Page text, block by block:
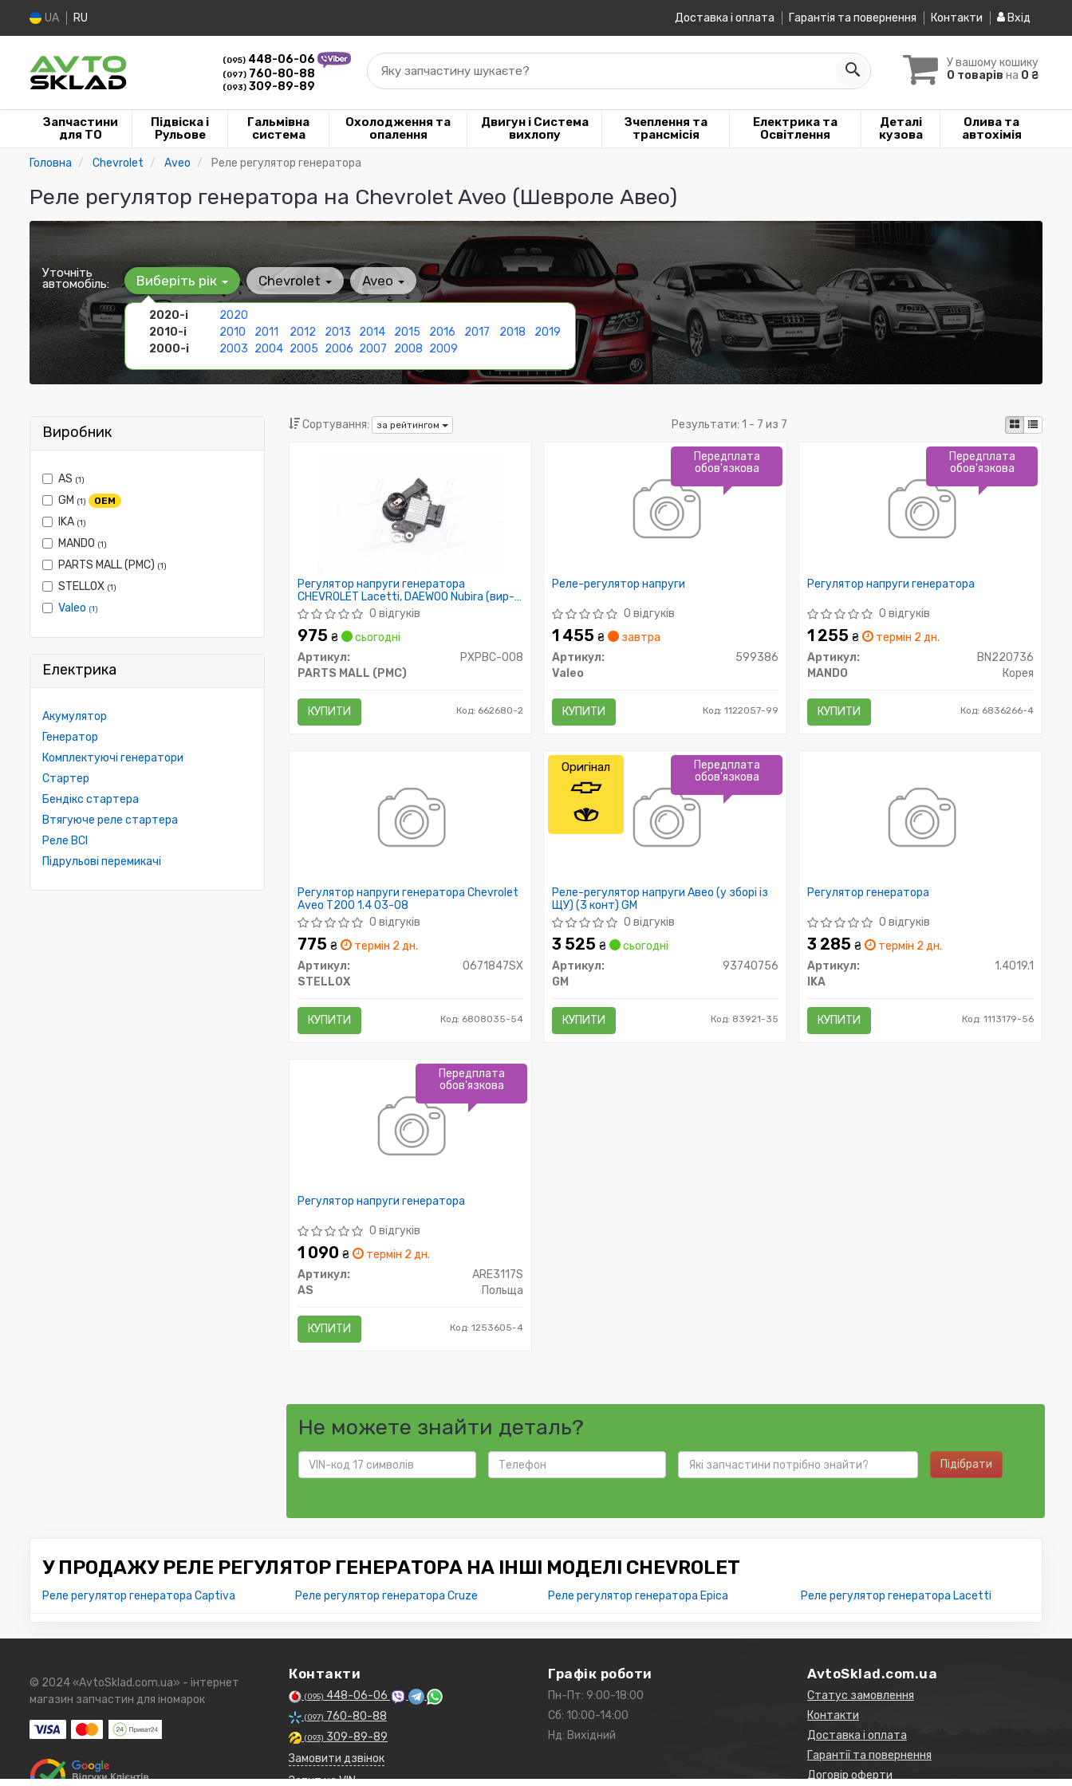
UA RU Доставка і оплата Гарантія та повернення Контакти Вхід
(095) 448-06-06
(097) 760-80-88
(093) 309-89-89
У вашому кошику
0 товарів на 0 ₴
Яку запчастину шукаєте?
Запчастини
для ТО
Підвіска і
Рульове
Гальмівна
система
Охолодження та
опалення
Двигун і Система
вихлопу
Зчеплення та
трансмісія
Електрика та
Освітлення
Деталі
кузова
Олива та
автохімія
Головна Chevrolet Aveo Реле регулятор генератора
Реле регулятор генератора на Chevrolet Aveo (Шевроле Авео)
Уточніть
автомобіль: Виберіть рік
2020-і
2020
2010-і
2010 2011 2012 2013 2014 2015 2016 2017 2018
2019
2000-і
2003 2004 2005 2006 2007 2008 2009
Chevrolet Aveo
Виробник
AS (1)
GM (1) OEM
IKA (1)
MANDO (1)
PARTS MALL (PMC) (1)
STELLOX (1)
Valeo (1)
Електрика
Акумулятор
Генератор
Комплектуючі генератори
Стартер
Бендікс стартера
Втягуюче реле стартера
Реле ВСІ
Підрульові перемикачі
Сортування: за рейтингом Результати: 1 - 7 из 7
Регулятор напруги генератора
CHEVROLET Lacetti, DAEWOO Nubira (вир-
во PARTS-MALL)0 відгуків
975 ₴
сьогодні
Артикул:
PXPBC-008
PARTS MALL (PMC)
КУПИТИ Код: 662680-2
Реле-регулятор напруги
0 відгуків
1 455₴
завтра
Артикул:
599386
Valeo
КУПИТИ Код: 1122057-99
Передплата
обов'язкова
Регулятор напруги генератора
0 відгуків
1 255₴
термін 2 дн.
Артикул:
BN220736
MANDO
Корея
КУПИТИ Код: 6836266-4
Передплата
обов'язкова
Регулятор напруги генератора Chevrolet
Aveo T200 1.4 03-08
0 відгуків
775 ₴
термін 2 дн.
Артикул:
0671847SX
STELLOX
КУПИТИ Код: 6808035-54
Реле-регулятор напруги Авео (у зборі із
ЩУ) (3 конт) GM
0 відгуків
3 525₴
сьогодні
Артикул:
93740756
GM
КУПИТИ Код: 83921-35
Передплата
обов'язкова
Оригінал
Регулятор генератора
0 відгуків
3 285₴
термін 2 дн.
Артикул:
1.4019.1
IKA
КУПИТИ Код: 1113179-56
Регулятор напруги генератора
0 відгуків
1 090 ₴
термін 2 дн.
Артикул:
ARE3117S
AS
Польща
КУПИТИ Код: 1253605-4
Передплата
обов'язкова
Не можете знайти деталь?
Підібрати
У ПРОДАЖУ РЕЛЕ РЕГУЛЯТОР ГЕНЕРАТОРА НА ІНШІ МОДЕЛІ CHEVROLET
Реле регулятор генератора Captiva Реле регулятор генератора Cruze Реле регулятор генератора Epica Реле регулятор генератора Lacetti
© 2024 «AvtoSklad.com.ua» - інтернет
магазин запчастин для іномарок
Контакти
(095) 448-06-06
(097) 760-80-88
(093) 309-89-89
Замовити дзвінок
Запит на VIN
Графік роботи
Пн-Пт: 9:00-18:00
Сб: 10:00-14:00
Нд: Вихідний
AvtoSklad.com.ua
Статус замовлення
Контакти
Доставка і оплата
Гарантії та повернення
Договір оферти